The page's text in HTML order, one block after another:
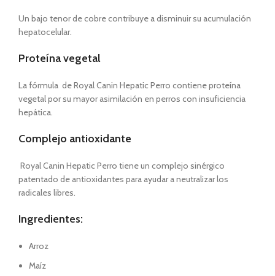
Un bajo tenor de cobre contribuye a disminuir su acumulación
hepatocelular.
Proteína vegetal
La fórmula de Royal Canin Hepatic Perro contiene proteína
vegetal por su mayor asimilación en perros con insuficiencia
hepática.
Complejo antioxidante
Royal Canin Hepatic Perro tiene un complejo sinérgico
patentado de antioxidantes para ayudar a neutralizar los
radicales libres.
Ingredientes:
Arroz
Maíz